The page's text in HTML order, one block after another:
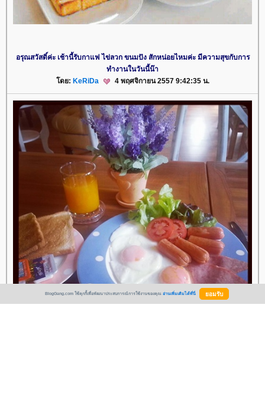
อรุณสวัสดิ์ค่ะ เช้านี้รับกาแฟ ไข่ลวก ขนมปัง สักหน่อยไหมค่ะ มีความสุขกับการ
ทำงานในวันนี้น๊า
ดย: KeRiDa 4 พฤศจิกายน 2557 9:42:35 น.
BlogGang.com ใช้คุกกี้เพื่อพัฒนาประสบการณ์การใช้งานของคุณ อ่านเพิ่มเติมได้ที่นี่